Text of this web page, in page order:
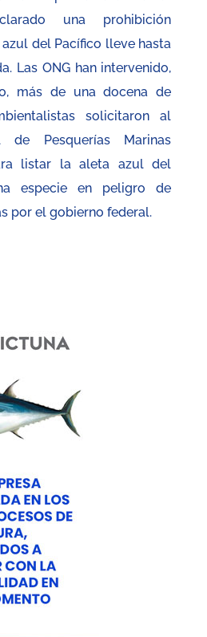
una prohibición
del Pacífico lleve hasta
Las ONG han intervenido,
más de una docena de
solicitaron al
de Pesquerías Marinas
listar la aleta azul del
especie en peligro de
por el gobierno federal.